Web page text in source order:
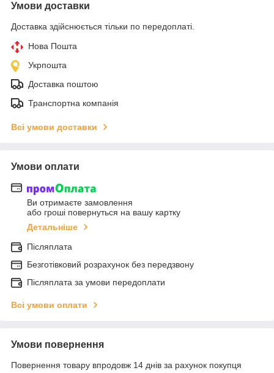
Умови доставки
Доставка здійснюється тільки по передоплаті.
Нова Пошта
Укрпошта
Доставка поштою
Транспортна компанія
Всі умови доставки
Умови оплати
Ви отримаєте замовлення
або гроші повернуться на вашу картку
Детальніше
Післяплата
Безготівковий розрахунок без передзвону
Післяплата за умови передоплати
Всі умови оплати
Умови повернення
Повернення товару впродовж 14 днів за рахунок покупця